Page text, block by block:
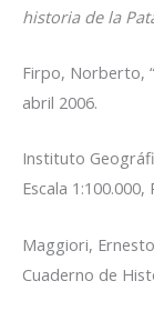
historia de la
Firpo, Norberto, “
abril 2006.
Instituto
Escala
Maggiori,
Cuaderno de